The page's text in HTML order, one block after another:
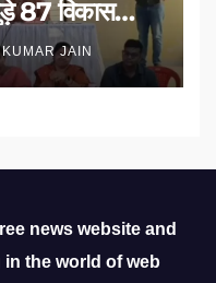
87 विकास
JAIN
news website and
the world of web